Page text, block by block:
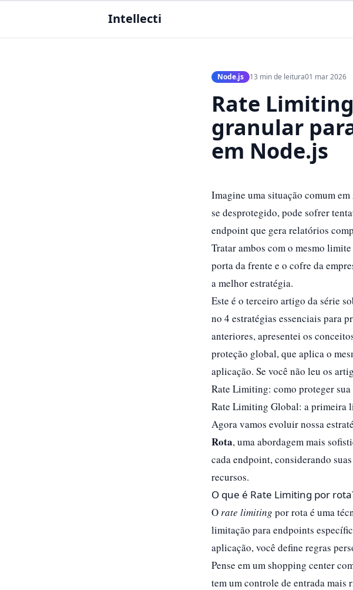
Intellecti
Node.js 13 min de leitura01 mar 2026
Rate
granular
em Node.js
Imagine uma situação comum
se desprotegido, pode sofrer
endpoint que gera relatórios
Tratar ambos com o mesmo
porta da frente e o cofre da
a melhor estratégia.​
Este é o terceiro artigo da série
no 4 estratégias essenciais para
anteriores, apresentei os
proteção global, que aplica o
aplicação.​ Se você não leu os
Rate Limiting: como proteger sua
Rate Limiting Global: a primeira
Agora vamos evoluir nossa
Rota, uma abordagem mais
cada endpoint, considerando
recursos.​
O que é Rate Limiting por
Orate limiting por rota é uma
limitação para endpoints
aplicação, você define regras
Pense em um shopping center
tem um controle de entrada mais